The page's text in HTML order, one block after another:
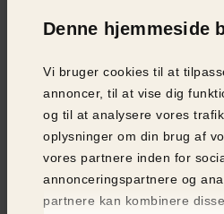
Denne hjemmeside
Vi bruger cookies til at
annoncer, til at vise dig
og til at analysere vores
oplysninger om din brug af
vores partnere inden for
annonceringspartnere og
partnere kan kombinere